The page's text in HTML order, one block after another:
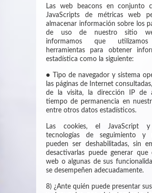
Las web beacons en conjunto
JavaScripts de métricas web
almacenar información sobre los
de uso de nuestro sitio
informamos que
herramientas para obtener
estadística como la siguiente:
● Tipo de navegador y sistema
las páginas de Internet
de la visita, la dirección IP de
tiempo de permanencia en
entre otros datos estadísticos.
Las cookies, el JavaScript
tecnologías de seguimiento y
pueden ser deshabilitadas, sin
desactivarlas puede generar
web o algunas de sus
se desempeñen adecuadamente.
8) ¿Ante quién puede presentar